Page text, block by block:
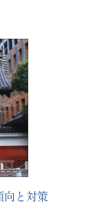
向と対策